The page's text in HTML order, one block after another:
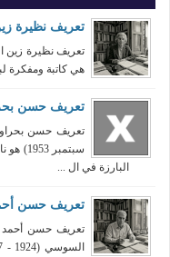
تعريف نظيرة زين
هي كاتبة ومفكرة
تعريف حسن
البارزة في ال ...
تعريف حسن
تعريف حسن